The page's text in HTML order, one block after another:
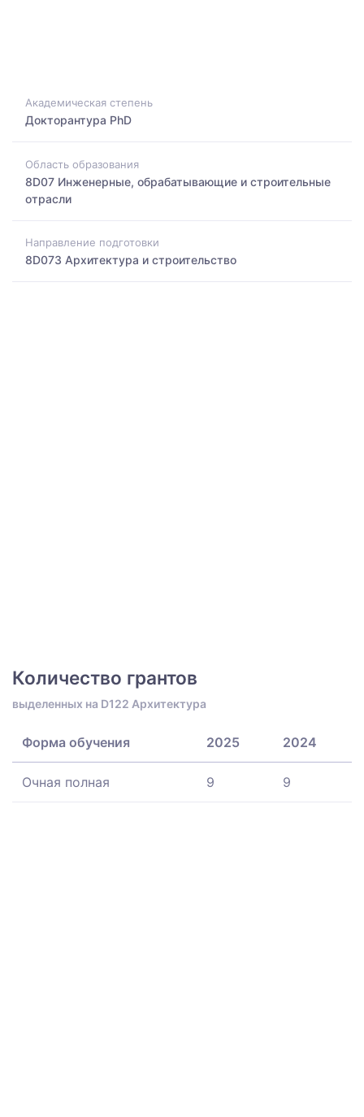
Академическая степень
Докторантура PhD
Область образования
8D07 Инженерные, обрабатывающие и строительные
отрасли
Направление подготовки
8D073 Архитектура и строительство
Количество грантов
выделенных на D122 Архитектура
Форма обучения 2025 2024
Очная полная 9 9